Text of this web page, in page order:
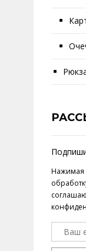
Нажимая